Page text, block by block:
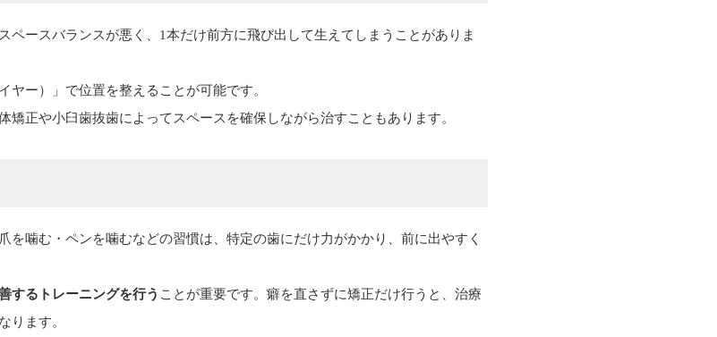
ペースバランスが悪く、1本だけ前方に飛び出して生えてしまうことがありま
ヤー）」で位置を整えることが可能です。
矯正や小臼歯抜歯によってスペースを確保しながら治すこともあります。
を噛む・ペンを噛むなどの習慣は、特定の歯にだけ力がかかり、前に出やすく
するトレーニングを行う ことが重要です。癖を直さずに矯正だけ行うと、治療
ります。